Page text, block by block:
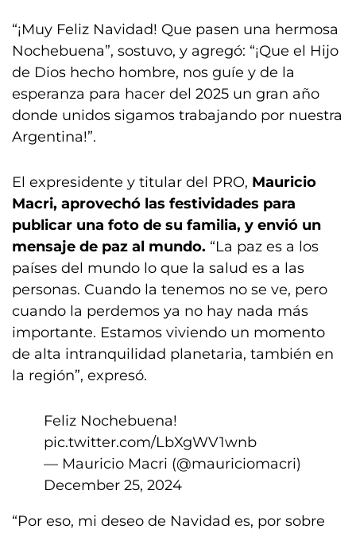
“¡Muy Feliz Navidad! Que pasen una hermosa
Nochebuena”, sostuvo, y agregó: “¡Que el Hijo
de Dios hecho hombre, nos guíe y de la
esperanza para hacer del 2025 un gran año
donde unidos sigamos trabajando por nuestra
Argentina!”.
El expresidente y titular del PRO, Mauricio
Macri, aprovechó las festividades para
publicar una foto de su familia, y envió un
mensaje de paz al mundo. “La paz es a los
países del mundo lo que la salud es a las
personas. Cuando la tenemos no se ve, pero
cuando la perdemos ya no hay nada más
importante. Estamos viviendo un momento
de alta intranquilidad planetaria, también en
la región”, expresó.
Feliz Nochebuena!
pic.twitter.com/LbXgWV1wnb
— Mauricio Macri (@mauriciomacri)
December 25, 2024
“Por eso, mi deseo de Navidad es, por sobre